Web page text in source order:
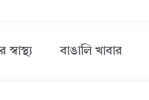
স্বাস্থ্য বাঙালি খাবার